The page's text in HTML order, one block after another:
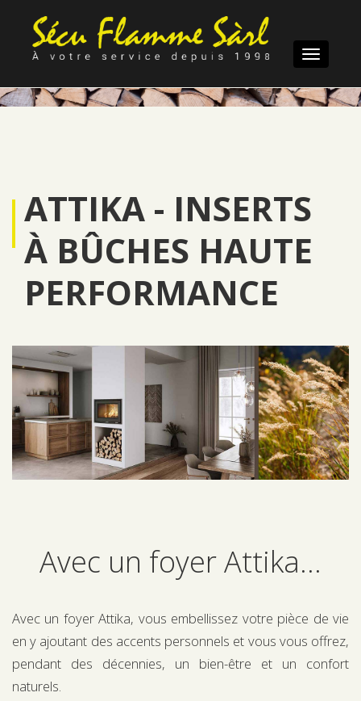
Toggle
ATTIKA - INSERTS
À BÛCHES HAUTE
PERFORMANCE
Avec un foyer Attika...
Avec un foyer Attika, vous embellissez votre pièce de vie
en y ajoutant des accents personnels et vous vous offrez,
pendant des décennies, un bien-être et un confort
naturels.